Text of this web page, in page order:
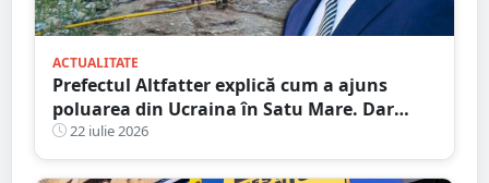
ACTUALITATE
Prefectul Altfatter explică cum a ajuns
poluarea din Ucraina în Satu Mare. Dar
nimic despre RATEUL instituțiilor publice
22 iulie 2026